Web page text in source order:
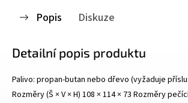
Popis Diskuze
Detailní popis produktu
Palivo: propan-butan nebo dřevo (vyžaduje
Rozměry (Š × V × H) 108 × 114 × 73 Rozměry